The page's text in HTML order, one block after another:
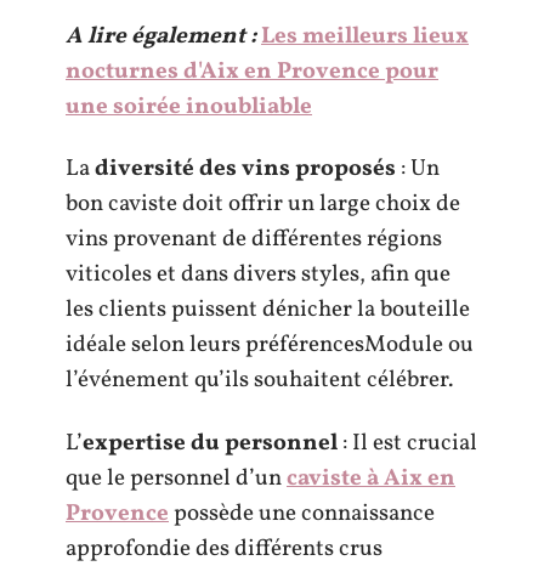
A lire également :Les meilleurs lieux
nocturnes d'Aix en Provence pour
une soirée inoubliable
Ladiversité des vins proposés : Un
bon caviste doit offrir un large choix de
vins provenant de différentes régions
viticoles et dans divers styles, afin que
les clients puissent dénicher la bouteille
idéale selon leurs préférencesModule ou
l’événement qu’ils souhaitent célébrer.
L’expertise du personnel: Il est crucial
que le personnel d’uncaviste à Aix en
Provencepossède une connaissance
approfondie des différents crus